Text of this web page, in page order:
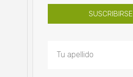
SUSCRIBIRSE